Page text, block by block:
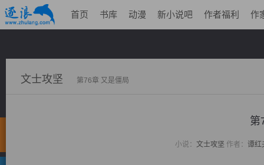
首页 书库 动漫 新小说吧 作者福利 作
文士攻坚 第76章 又是僵局
第
小说： 文士攻坚 作者： 谭红